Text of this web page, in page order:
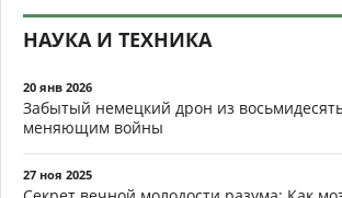
НАУКА И ТЕХНИКА
20 янв 2026
Забытый немецкий дрон из
меняющим войны
27 ноя 2025